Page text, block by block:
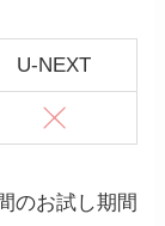
U-NEXT
のお試し期間